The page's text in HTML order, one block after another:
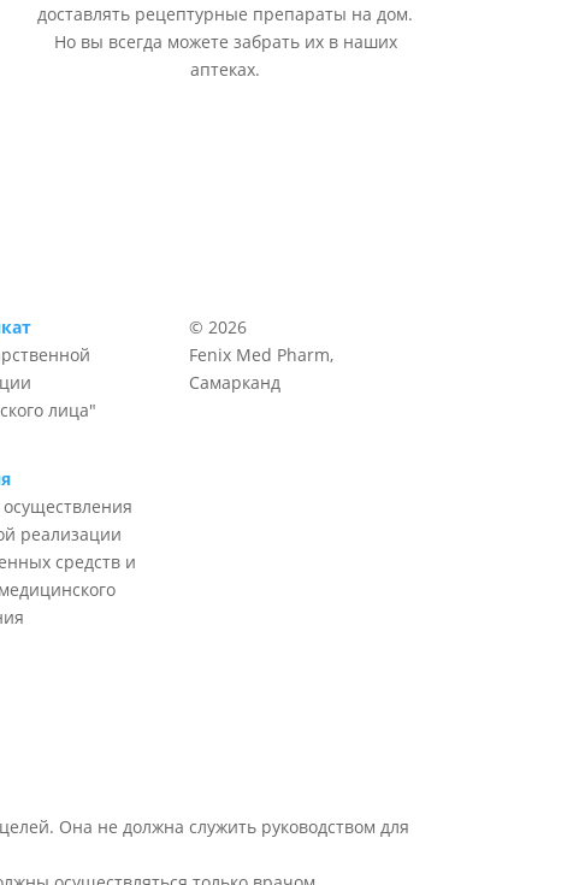
доставлять рецептурные препараты на дом.
Но вы всегда можете забрать их в наших
аптеках.
лица"
реализации
средств и
© 2026
Fenix Med Pharm,
Самарканд
Она не должна служить руководством для